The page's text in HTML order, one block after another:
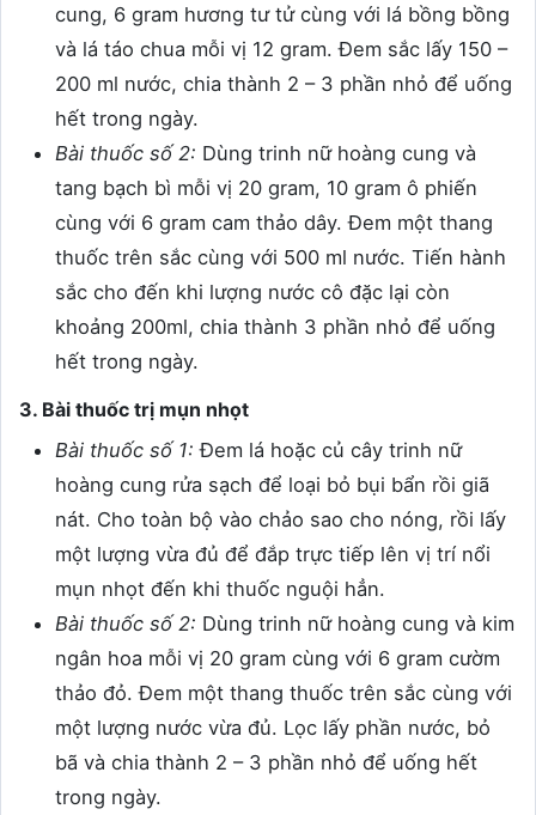
cung, 6 gram hương tư tử cùng với lá bồng bồng
và lá táo chua mỗi vị 12 gram. Đem sắc lấy 150 –
200 ml nước, chia thành 2 – 3 phần nhỏ để uống
hết trong ngày.
Bài thuốc số 2: Dùng trinh nữ hoàng cung và
tang bạch bì mỗi vị 20 gram, 10 gram ô phiến
cùng với 6 gram cam thảo dây. Đem một thang
thuốc trên sắc cùng với 500 ml nước. Tiến hành
sắc cho đến khi lượng nước cô đặc lại còn
khoảng 200ml, chia thành 3 phần nhỏ để uống
hết trong ngày.
3. Bài thuốc trị mụn nhọt
Bài thuốc số 1: Đem lá hoặc củ cây trinh nữ
hoàng cung rửa sạch để loại bỏ bụi bẩn rồi giã
nát. Cho toàn bộ vào chảo sao cho nóng, rồi lấy
một lượng vừa đủ để đắp trực tiếp lên vị trí nổi
mụn nhọt đến khi thuốc nguội hẳn.
Bài thuốc số 2: Dùng trinh nữ hoàng cung và kim
ngân hoa mỗi vị 20 gram cùng với 6 gram cườm
thảo đỏ. Đem một thang thuốc trên sắc cùng với
một lượng nước vừa đủ. Lọc lấy phần nước, bỏ
bã và chia thành 2 – 3 phần nhỏ để uống hết
trong ngày.